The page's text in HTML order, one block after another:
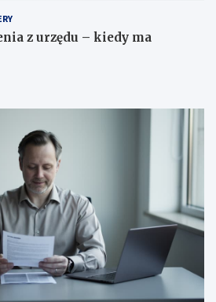
z urzędu – kiedy ma